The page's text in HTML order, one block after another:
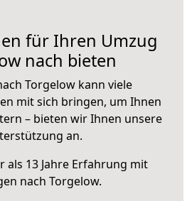
für Ihren Umzug
nach bieten
Torgelow kann viele
mit sich bringen, um Ihnen
– bieten wir Ihnen unsere
an.
als 13 Jahre Erfahrung mit
nach Torgelow.